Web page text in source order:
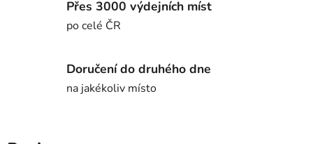
Přes 3000 výdejních míst
po celé ČR
Doručení do druhého dne
na jakékoliv místo